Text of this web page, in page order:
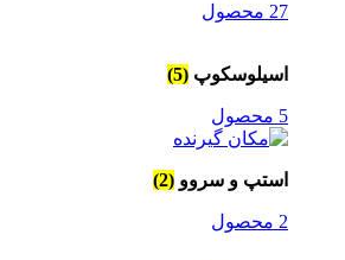
27 محصول
اسیلوسکوپ (5)
5 محصول
استپ و سروو (2)
2 محصول